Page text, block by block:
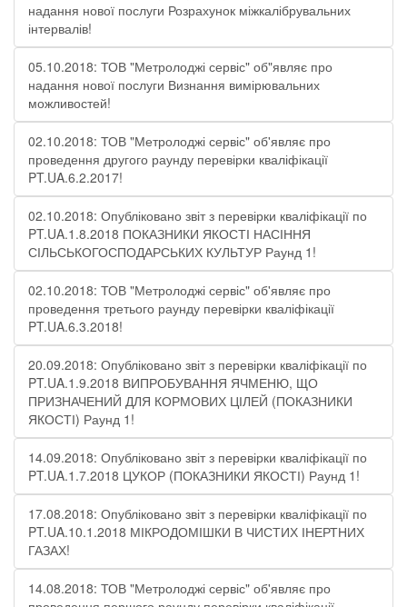
надання нової послуги Розрахунок міжкалібрувальних
інтервалів!
05.10.2018: ТОВ "Метролоджі сервіс" об"являє про
надання нової послуги Визнання вимірювальних
можливостей!
02.10.2018: ТОВ "Метролоджі сервіс" об'являє про
проведення другого раунду перевірки кваліфікації
PT.UA.6.2.2017!
02.10.2018: Опубліковано звіт з перевірки кваліфікації по
PT.UA.1.8.2018 ПОКАЗНИКИ ЯКОСТІ НАСІННЯ
СІЛЬСЬКОГОСПОДАРСЬКИХ КУЛЬТУР Раунд 1!
02.10.2018: ТОВ "Метролоджі сервіс" об'являє про
проведення третього раунду перевірки кваліфікації
PT.UA.6.3.2018!
20.09.2018: Опубліковано звіт з перевірки кваліфікації по
PT.UA.1.9.2018 ВИПРОБУВАННЯ ЯЧМЕНЮ, ЩО
ПРИЗНАЧЕНИЙ ДЛЯ КОРМОВИХ ЦІЛЕЙ (ПОКАЗНИКИ
ЯКОСТІ) Раунд 1!
14.09.2018: Опубліковано звіт з перевірки кваліфікації по
PT.UA.1.7.2018 ЦУКОР (ПОКАЗНИКИ ЯКОСТІ) Раунд 1!
17.08.2018: Опубліковано звіт з перевірки кваліфікації по
PT.UA.10.1.2018 МІКРОДОМІШКИ В ЧИСТИХ ІНЕРТНИХ
ГАЗАХ!
14.08.2018: ТОВ "Метролоджі сервіс" об'являє про